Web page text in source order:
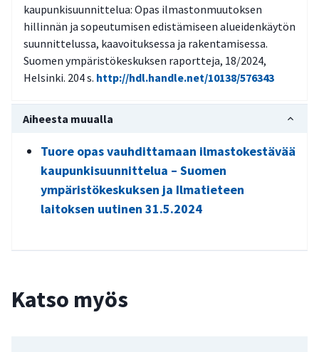
kaupunkisuunnittelua: Opas ilmastonmuutoksen
hillinnän ja sopeutumisen edistämiseen alueidenkäytön
suunnittelussa, kaavoituksessa ja rakentamisessa.
Suomen ympäristökeskuksen raportteja, 18/2024,
Helsinki. 204 s. http://hdl.handle.net/10138/576343
Aiheesta muualla
Tuore opas vauhdittamaan ilmastokestävää
kaupunkisuunnittelua – Suomen
ympäristökeskuksen ja Ilmatieteen
laitoksen uutinen 31.5.2024
Katso myös